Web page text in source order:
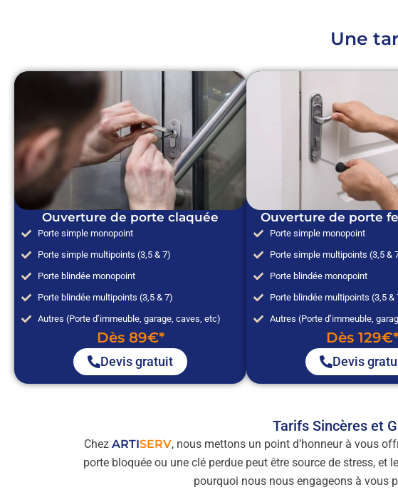
Une
Ouverture de porte claquée
Porte simple monopoint
Porte simple multipoints (3,5 & 7)
Porte blindée monopoint
Porte blindée multipoints (3,5 & 7)
Autres (Porte d’immeuble, garage, caves, etc)
Dès 89€*
Devis gratuit
Ouverture de porte
Porte simple monopoint
Porte simple multipoints (3,5 &
Porte blindée monopoint
Porte blindée multipoints (3,5 &
Autres (Porte d’immeuble,
Dès 129€*
Devis
Tarifs Sincères et
Chez ARTISERV, nous mettons un point d’honneur à vous
porte bloquée ou une clé perdue peut être source de stress, et
pourquoi nous nous engageons à vous